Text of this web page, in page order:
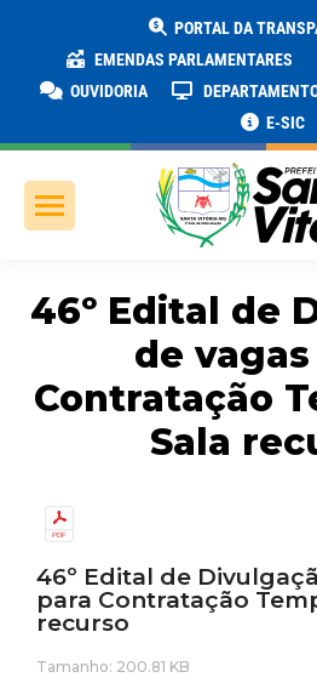
PORTAL DA
EMENDAS PARLAMENTARES
OUVIDORIA
E-SIC
46º Edital de
de
Contratação
Sala
46º Edital de
para Contratação
recurso
Tamanho: 200.81 KB